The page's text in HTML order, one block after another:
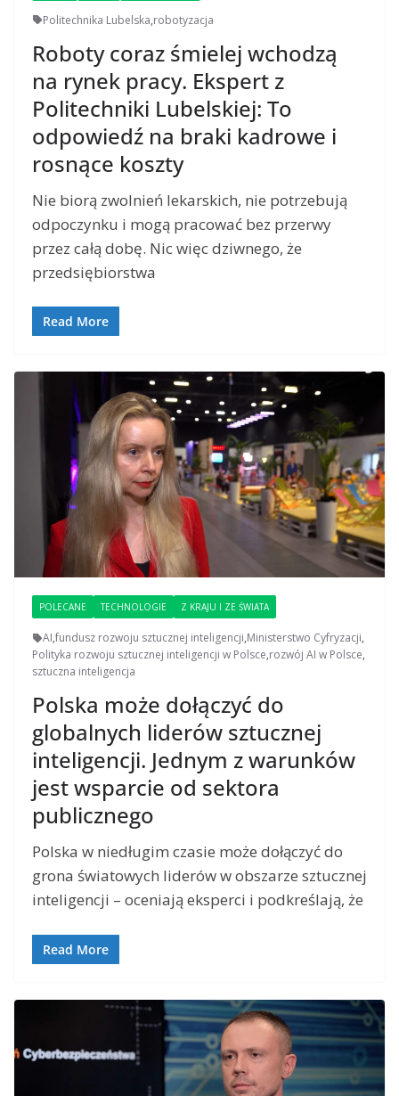
Politechnika Lubelska,robotyzacja
Roboty coraz śmielej wchodzą
na rynek pracy. Ekspert z
Politechniki Lubelskiej: To
odpowiedź na braki kadrowe i
rosnące koszty
Nie biorą zwolnień lekarskich, nie potrzebują
odpoczynku i mogą pracować bez przerwy
przez całą dobę. Nic więc dziwnego, że
przedsiębiorstwa
Read More
POLECANE TECHNOLOGIE Z KRAJU I ZE ŚWIATA
AI,fundusz rozwoju sztucznej inteligencji,Ministerstwo Cyfryzacji,
Polityka rozwoju sztucznej inteligencji w Polsce,rozwój AI w Polsce,
sztuczna inteligencja
Polska może dołączyć do
globalnych liderów sztucznej
inteligencji. Jednym z warunków
jest wsparcie od sektora
publicznego
Polska w niedługim czasie może dołączyć do
grona światowych liderów w obszarze sztucznej
inteligencji – oceniają eksperci i podkreślają, że
Read More